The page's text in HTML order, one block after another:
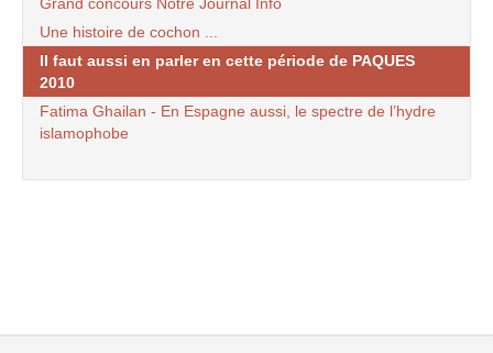
Une histoire de cochon ...
Il faut aussi en parler en cette période de PAQUES
2010
Fatima Ghailan - En Espagne aussi, le spectre de l’hydre
islamophobe